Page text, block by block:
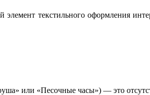
текстильного оформления
или «Песочные часы») — это